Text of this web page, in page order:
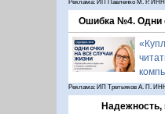
Реклама: ИП Павленко М. Р. ИНН
Ошибка №4. Одни
Реклама: ИП Третьяков А. П. ИНН
Надежность,